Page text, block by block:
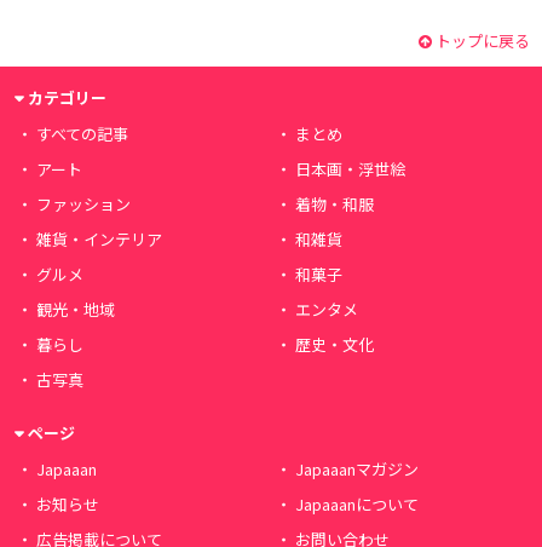
トップに戻る
カテゴリー
すべての記事
まとめ
アート
日本画・浮世絵
ファッション
着物・和服
雑貨・インテリア
和雑貨
グルメ
和菓子
観光・地域
エンタメ
暮らし
歴史・文化
古写真
ページ
Japaaan
Japaaanマガジン
お知らせ
Japaaanについて
広告掲載について
お問い合わせ